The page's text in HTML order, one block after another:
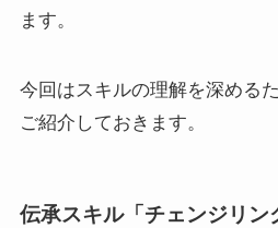
ます。
今回はスキルの理解を深めるた
ご紹介しておきます。
伝承スキル「チェンジリ